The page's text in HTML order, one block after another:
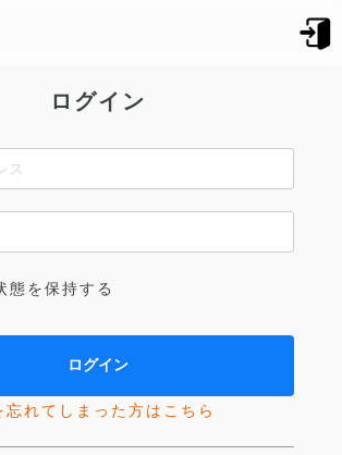
ログイン
態を保持する
忘れてしまった方はこちら